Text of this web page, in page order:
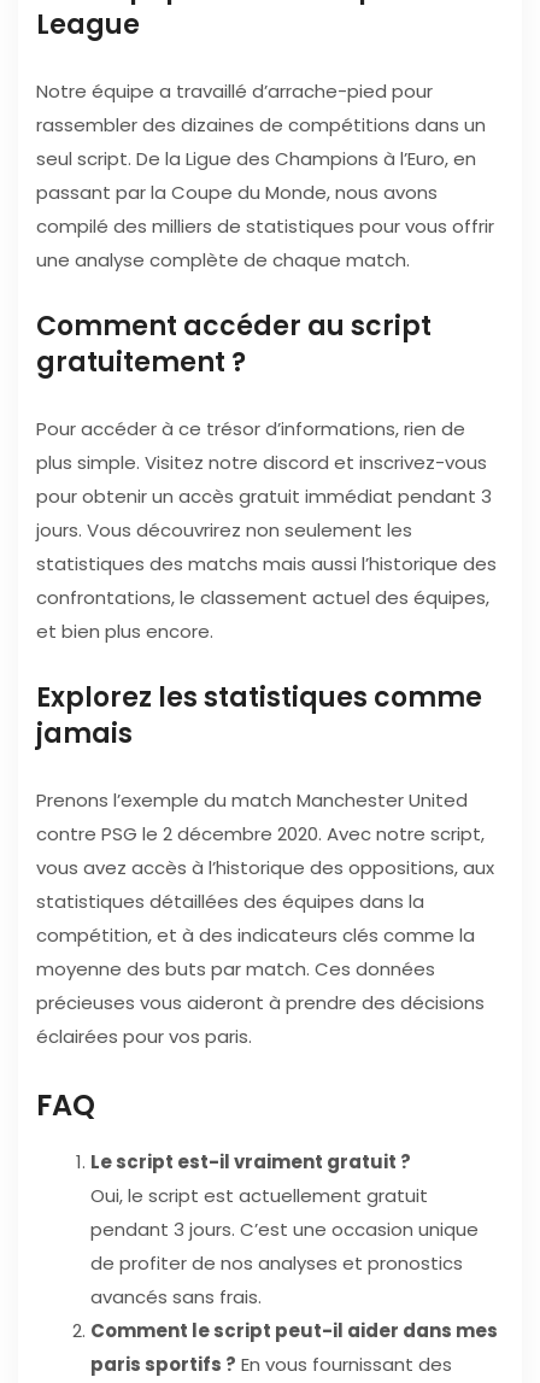
League
Notre équipe a travaillé d’arrache-pied pour
rassembler des dizaines de compétitions dans un
seul script. De la Ligue des Champions à l’Euro, en
passant par la Coupe du Monde, nous avons
compilé des milliers de statistiques pour vous offrir
une analyse complète de chaque match.
Comment accéder au script
gratuitement ?
Pour accéder à ce trésor d’informations, rien de
plus simple. Visitez notre discord et inscrivez-vous
pour obtenir un accès gratuit immédiat pendant 3
jours. Vous découvrirez non seulement les
statistiques des matchs mais aussi l’historique des
confrontations, le classement actuel des équipes,
et bien plus encore.
Explorez les statistiques comme
jamais
Prenons l’exemple du match Manchester United
contre PSG le 2 décembre 2020. Avec notre script,
vous avez accès à l’historique des oppositions, aux
statistiques détaillées des équipes dans la
compétition, et à des indicateurs clés comme la
moyenne des buts par match. Ces données
précieuses vous aideront à prendre des décisions
éclairées pour vos paris.
FAQ
Le script est-il vraiment gratuit ?
Oui, le script est actuellement gratuit
pendant 3 jours. C’est une occasion unique
de profiter de nos analyses et pronostics
avancés sans frais.
Comment le script peut-il aider dans mes
paris sportifs ? En vous fournissant des